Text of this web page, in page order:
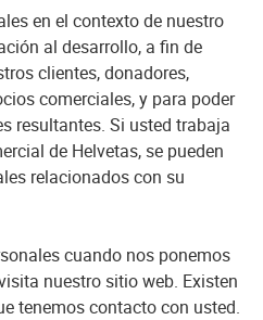
en el contexto de nuestro
al desarrollo, a fin de
clientes, donadores,
comerciales, y para poder
resultantes. Si usted trabaja
de Helvetas, se pueden
relacionados con su
cuando nos ponemos
nuestro sitio web. Existen
tenemos contacto con usted.